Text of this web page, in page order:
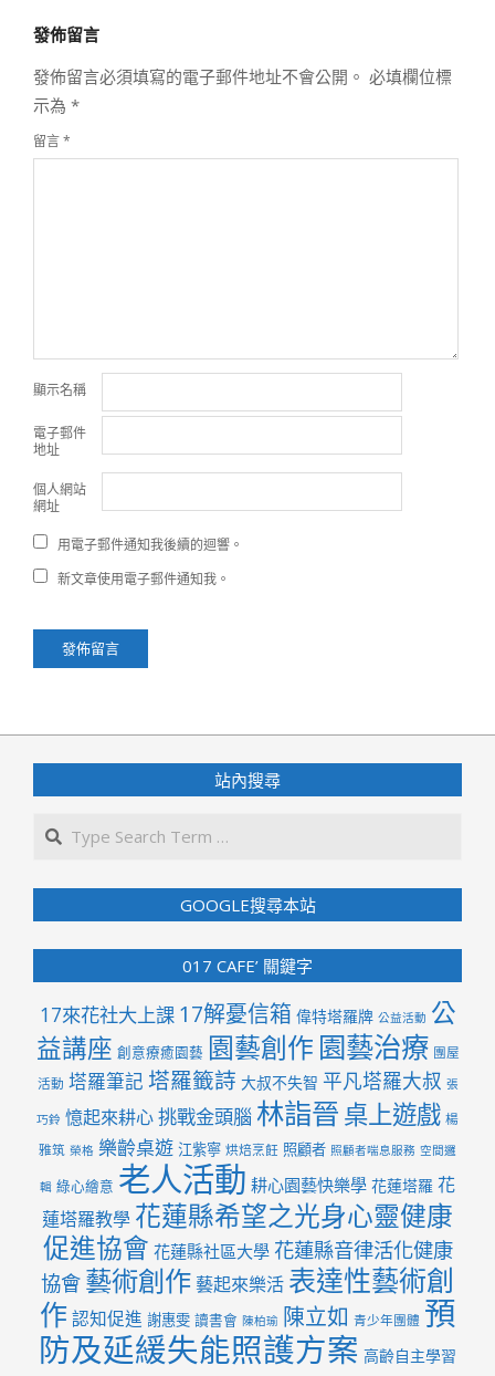
03
發佈留言
發佈留言必須填寫的電子郵件地址不會公開。 必填欄位標
示為 *
留言*
顯示名稱
電子郵件
地址
個人網站
網址
用電子郵件通知我後續的迴響。
新文章使用電子郵件通知我。
站內搜尋
GOOGLE搜尋本站
017 CAFE’ 關鍵字
17來花社大上課 17解憂信箱 偉特塔羅牌 公益活動 公
益講座 創意療癒園藝 園藝創作 園藝治療 團屋
活動 塔羅筆記 塔羅籤詩 大叔不失智 平凡塔羅大叔 張
巧鈴 憶起來耕心挑戰金頭腦 林詣晉桌上遊戲 楊
雅筑 榮格 樂齡桌遊 江紫寧 烘焙烹飪 照顧者 照顧者喘息服務 空間邏
輯 綠心繪意 老人活動 耕心園藝快樂學 花蓮塔羅 花
蓮塔羅教學 花蓮縣希望之光身心靈健康
促進協會 花蓮縣社區大學 花蓮縣音律活化健康
協會 藝術創作藝起來樂活 表達性藝術創
作 認知促進 謝惠雯 讀書會 陳柏瑜 陳立如 青少年團體 預
防及延緩失能照護方案 高齡自主學習